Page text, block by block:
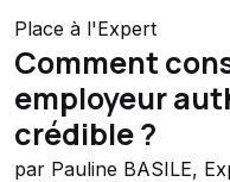
Place à l'Expert
Comment
employeur
crédible ?
par Pauline BASILE,